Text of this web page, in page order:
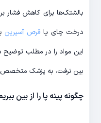
درخت چای یا قرص آسپرین
این مواد را در مطلب توضیح
بین نرفت، به پزشک متخصص
چگونه پینه پا را از بین